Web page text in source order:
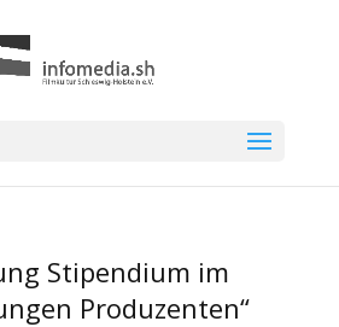
Stipendium im
Produzenten“